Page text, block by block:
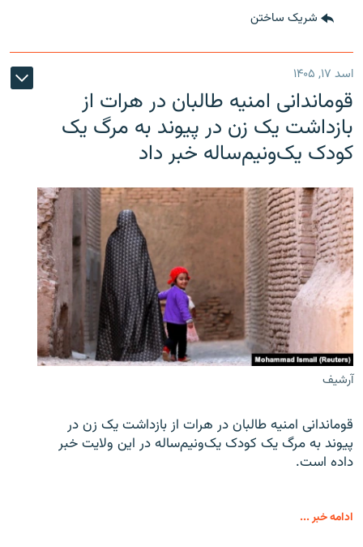
شریک ساختن
اسد ۱۷, ۱۴۰۵
قوماندانی امنیه طالبان در هرات از
بازداشت یک زن در پیوند به مرگ یک
کودک یک‌ونیم‌ساله خبر داد
آرشیف
قوماندانی امنیه طالبان در هرات از بازداشت یک زن در
پیوند به مرگ یک کودک یک‌ونیم‌ساله در این ولایت خبر
داده است.
ادامه خبر ...